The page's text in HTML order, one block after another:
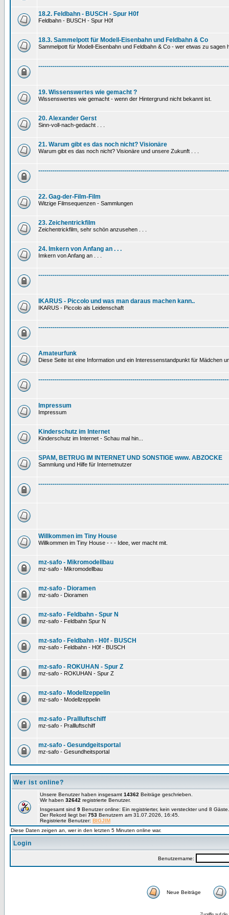
18.2. Feldbahn - BUSCH - Spur H0f
Feldbahn - BUSCH - Spur H0f
18.3. Sammelpott für Modell-Eisenbahn und Feldbahn & Co
Sammelpott für Modell-Eisenbahn und Feldbahn & Co - wer etwas zu sagen
19. Wissenswertes wie gemacht ?
Wissenswertes wie gemacht - wenn der Hintergrund nicht bekannt ist.
20. Alexander Gerst
Sinn-voll-nach-gedacht . . .
21. Warum gibt es das noch nicht? Visionäre
Warum gibt es das noch nicht? Visionäre und unsere Zukunft . . .
22. Gag-der-Film-Film
Witzige Filmsequenzen - Sammlungen
23. Zeichentrickfilm
Zeichentrickfilm, sehr schön anzusehen . . .
24. Imkern von Anfang an . . .
Imkern von Anfang an . . .
IKARUS - Piccolo und was man daraus machen kann..
IKARUS - Piccolo als Leidenschaft
Amateurfunk
Diese Seite ist eine Information und ein Interessenstandpunkt für Mädchen
Impressum
Impressum
Kinderschutz im Internet
Kinderschutz im Internet - Schau mal hin...
SPAM, BETRUG IM INTERNET UND SONSTIGE www. ABZOCKE
Sammlung und Hilfe für Internetnutzer
Willkommen im Tiny House
Willkommen im Tiny House - - - Idee, wer macht mit.
mz-safo - Mikromodellbau
mz-safo - Mikromodellbau
mz-safo - Dioramen
mz-safo - Dioramen
mz-safo - Feldbahn - Spur N
mz-safo - Feldbahn Spur N
mz-safo - Feldbahn - H0f - BUSCH
mz-safo - Feldbahn - H0f - BUSCH
mz-safo - ROKUHAN - Spur Z
mz-safo - ROKUHAN - Spur Z
mz-safo - Modellzeppelin
mz-safo - Modellzeppelin
mz-safo - Prallluftschiff
mz-safo - Prallluftschiff
mz-safo - Gesundgeitsportal
mz-safo - Gesundheitsportal
Wer ist online?
Unsere Benutzer haben insgesamt 14362 Beiträge geschrieben.
Wir haben 32642 registrierte Benutzer.
Insgesamt sind 9 Benutzer online: Ein registrierter, kein versteckter und 8
Der Rekord liegt bei 753 Benutzern am 31.07.2026, 16:45.
Registrierte Benutzer: BIGJIM
Diese Daten zeigen an, wer in den letzten 5 Minuten online war.
Login
Benutzername:
Neue Beiträge